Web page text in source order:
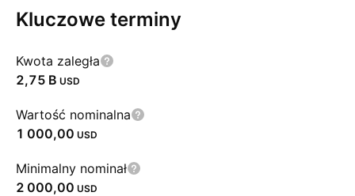
Kluczowe terminy
Kwota zaległa
‪2,75 B‬ USD
Wartość nominalna
1 000,00 USD
Minimalny nominał
2 000,00 USD